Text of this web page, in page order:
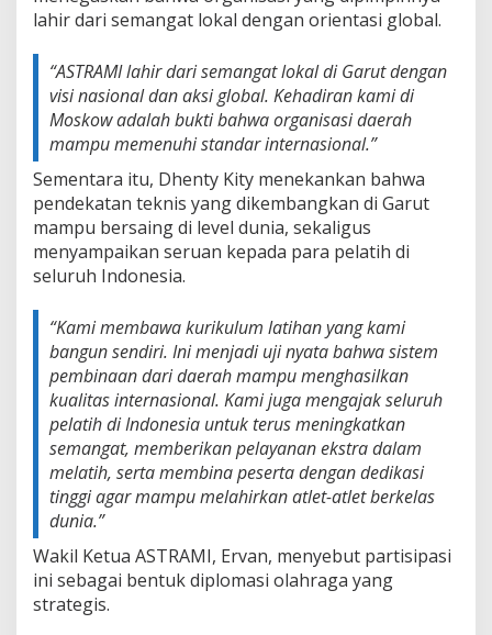
lahir dari semangat lokal dengan orientasi global.
“ASTRAMI lahir dari semangat lokal di Garut dengan
visi nasional dan aksi global. Kehadiran kami di
Moskow adalah bukti bahwa organisasi daerah
mampu memenuhi standar internasional.”
Sementara itu, Dhenty Kity menekankan bahwa
pendekatan teknis yang dikembangkan di Garut
mampu bersaing di level dunia, sekaligus
menyampaikan seruan kepada para pelatih di
seluruh Indonesia.
“Kami membawa kurikulum latihan yang kami
bangun sendiri. Ini menjadi uji nyata bahwa sistem
pembinaan dari daerah mampu menghasilkan
kualitas internasional. Kami juga mengajak seluruh
pelatih di Indonesia untuk terus meningkatkan
semangat, memberikan pelayanan ekstra dalam
melatih, serta membina peserta dengan dedikasi
tinggi agar mampu melahirkan atlet-atlet berkelas
dunia.”
Wakil Ketua ASTRAMI, Ervan, menyebut partisipasi
ini sebagai bentuk diplomasi olahraga yang
strategis.